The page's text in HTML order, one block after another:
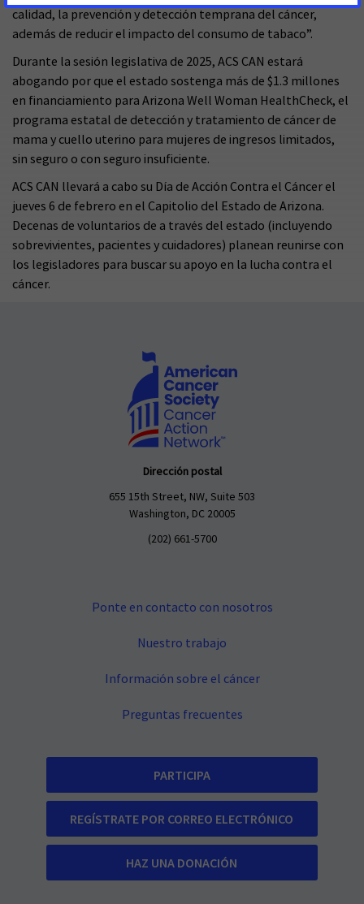
calidad, la prevención y detección temprana del cáncer,
además de reducir el impacto del consumo de tabaco”.
Durante la sesión legislativa de 2025, ACS CAN estará
abogando por que el estado sostenga más de $1.3 millones
en financiamiento para Arizona Well Woman HealthCheck, el
programa estatal de detección y tratamiento de cáncer de
mama y cuello uterino para mujeres de ingresos limitados,
sin seguro o con seguro insuficiente.
ACS CAN llevará a cabo su Día de Acción Contra el Cáncer el
jueves 6 de febrero en el Capitolio del Estado de Arizona.
Decenas de voluntarios de a través del estado (incluyendo
sobrevivientes, pacientes y cuidadores) planean reunirse con
los legisladores para buscar su apoyo en la lucha contra el
cáncer.
Dirección postal
655 15th Street, NW, Suite 503
Washington, DC 20005
(202) 661-5700
Ponte en contacto con nosotros
Nuestro trabajo
Información sobre el cáncer
Preguntas frecuentes
PARTICIPA
REGÍSTRATE POR CORREO ELECTRÓNICO
HAZ UNA DONACIÓN